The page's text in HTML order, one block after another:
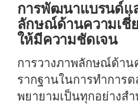
การพัฒนาแบรนด์แ
ลักษณ์ด้านความเชี่
ให้มีความชัดเจน
การวางภาพลักษณ์ด้าน
รากฐานในการทำการ
พยายามเป็นทุกอย่างส